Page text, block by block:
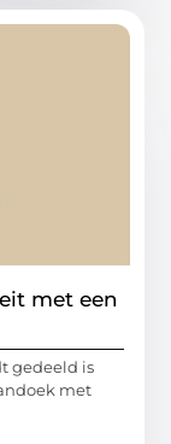
met een
gedeeld is
met